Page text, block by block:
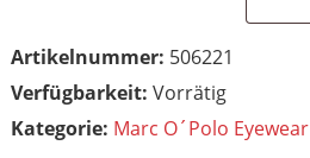
Artikelnummer: 506221
Vorrätig
Kategorie: Marc O´Polo Eyewear